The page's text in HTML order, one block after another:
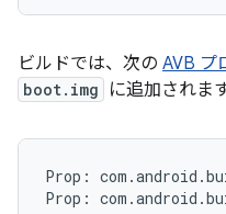
ビルドでは、次の AVB プ
boot.img に追加されます
Prop: